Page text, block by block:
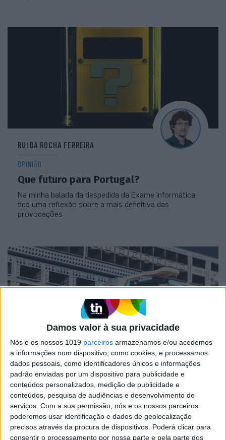
Damos valor à sua privacidade
Nós e os nossos 1019 parceiros armazenamos e/ou acedemos
a informações num dispositivo, como cookies, e processamos
dados pessoais, como identificadores únicos e informações
padrão enviadas por um dispositivo para publicidade e
conteúdos personalizados, medição de publicidade e
conteúdos, pesquisa de audiências e desenvolvimento de
serviços. Com a sua permissão, nós e os nossos parceiros
poderemos usar identificação e dados de geolocalização
precisos através da procura de dispositivos. Poderá clicar para
consentir o processamento por nossa parte e pela parte dos
OPINIÃO
Que futuro para Portugal?
Na minha balada da despedida da Exame Informática,
fica uma reflexão sobre a mais definitiva das
provocações
RUI DA ROCHA FERREIRA
OPINIÃO
A ascensão das clouds privadas nas
empresas: uma solução para os três c’s
dos desafios de IT
Neste artigo de opinião, Santiago Méndez, da TD
SANTIAGO MÉNDEZ